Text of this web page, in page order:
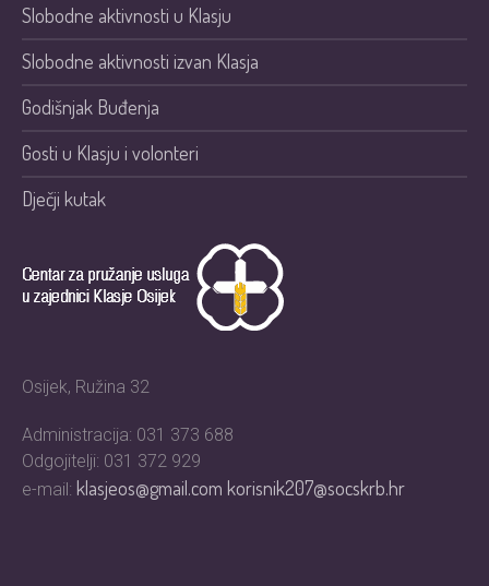
Slobodne aktivnosti u Klasju
Slobodne aktivnosti izvan Klasja
Godišnjak Buđenja
Gosti u Klasju i volonteri
Dječji kutak
Osijek, Ružina 32
Administracija: 031 373 688
Odgojitelji: 031 372 929
e-mail: klasjeos@gmail.comkorisnik207@socskrb.hr